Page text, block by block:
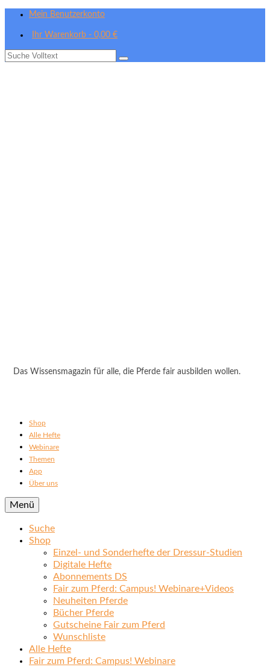
Mein Benutzerkonto
Ihr Warenkorb - 0,00 €
Suche
Das Wissensmagazin für alle, die Pferde fair ausbilden wollen.
Shop
Alle Hefte
Webinare
Themen
App
Über uns
Menü
Suche
Shop
Einzel- und Sonderhefte der Dressur-Studien
Digitale Hefte
Abonnements DS
Fair zum Pferd: Campus! Webinare+Videos
Neuheiten Pferde
Bücher Pferde
Gutscheine Fair zum Pferd
Wunschliste
Alle Hefte
Fair zum Pferd: Campus! Webinare